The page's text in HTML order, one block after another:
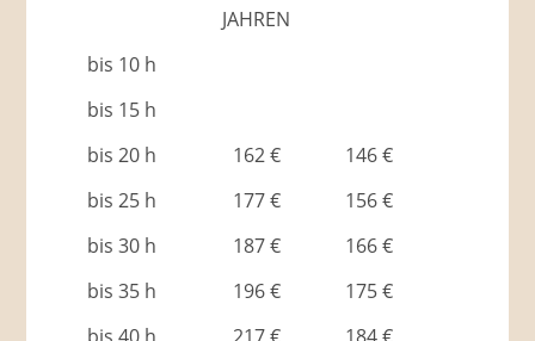
JAHREN
bis 10 h
bis 15 h
bis 20 h
162 €
146 €
bis 25 h
177 €
156 €
bis 30 h
187 € 166 €
bis 35 h
196 €
175 €
bis 40 h
217 €
184 €